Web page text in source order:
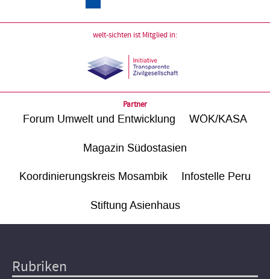
welt-sichten ist Mitglied in:
Partner
Forum Umwelt und Entwicklung WÖK/KASA
Magazin Südostasien
Koordinierungskreis Mosambik Infostelle Peru
Stiftung Asienhaus
Hauptnavigation
Rubriken